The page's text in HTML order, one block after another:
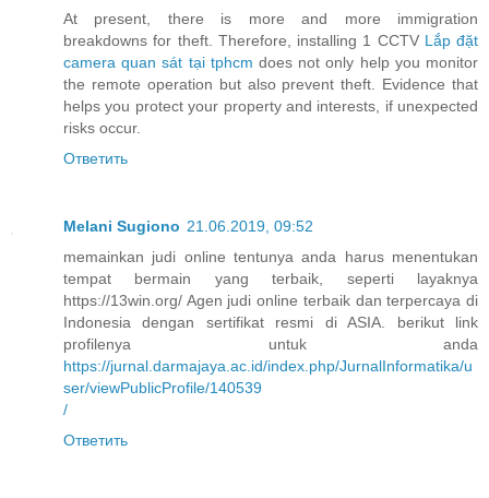
At present, there is more and more immigration
breakdowns for theft. Therefore, installing 1 CCTV Lắp đặt
camera quan sát tại tphcm does not only help you monitor
the remote operation but also prevent theft. Evidence that
helps you protect your property and interests, if unexpected
risks occur.
Ответить
Melani Sugiono 21.06.2019, 09:52
memainkan judi online tentunya anda harus menentukan
tempat bermain yang terbaik, seperti layaknya
https://13win.org/ Agen judi online terbaik dan terpercaya di
Indonesia dengan sertifikat resmi di ASIA. berikut link
profilenya untuk anda
https://jurnal.darmajaya.ac.id/index.php/JurnalInformatika/u
ser/viewPublicProfile/140539
/
Ответить